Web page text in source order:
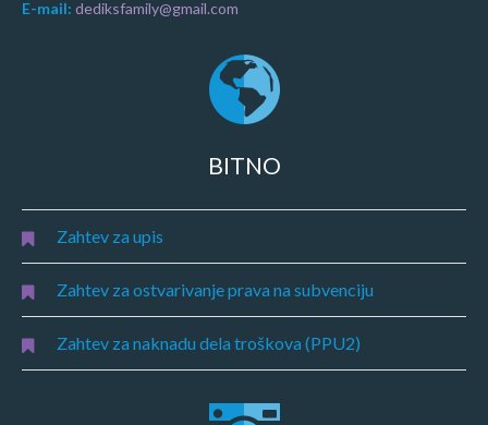
E-mail: dediksfamily@gmail.com
BITNO
Zahtev za upis
Zahtev za ostvarivanje prava na subvenciju
Zahtev za naknadu dela troškova (PPU2)